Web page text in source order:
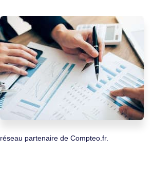
réseau partenaire de Compteo.fr.